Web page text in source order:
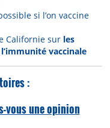
si l’on vaccine
Californie sur les
vaccinale
:
vous une opinion